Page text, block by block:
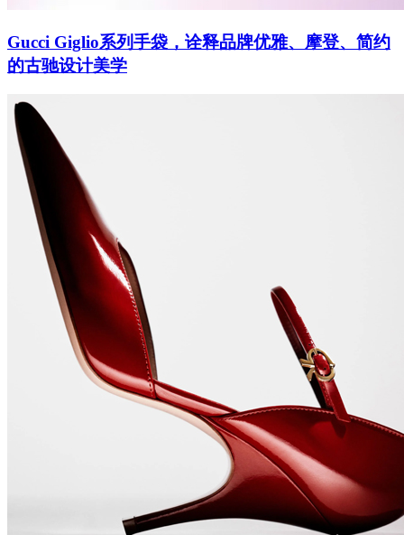
Gucci Giglio系列手袋，诠释品牌优雅、摩登、简约
的古驰设计美学